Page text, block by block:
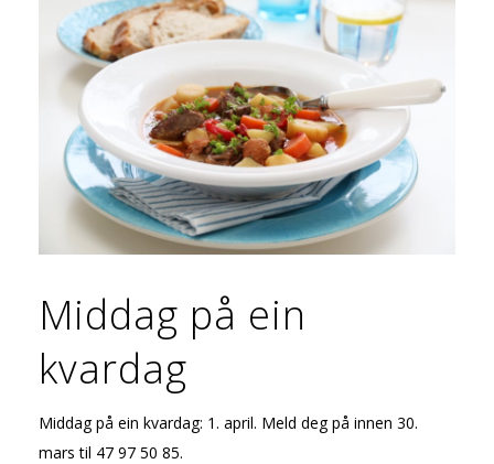
Middag på ein
kvardag
Middag på ein kvardag: 1. april. Meld deg på innen 30.
mars til 47 97 50 85.